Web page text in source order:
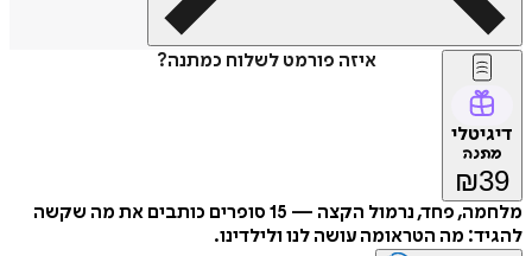
איזה פורמט לשלוח כמתנה?
₪
מלחמה, פחד, נרמול הקצה — 15 סופרים כותבים את מה שקשה
מה הטראומה עושה לנו ולילדינו.